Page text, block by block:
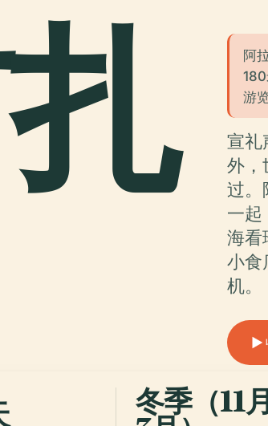
阿
游
宣礼
外，
过。
一
海看
小食
机。
冬季（11